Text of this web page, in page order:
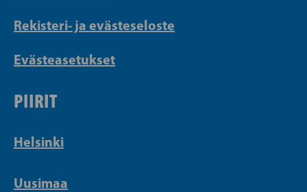
Rekisteri- ja evästeseloste
Evästeasetukset
PIIRIT
Helsinki
Uusimaa